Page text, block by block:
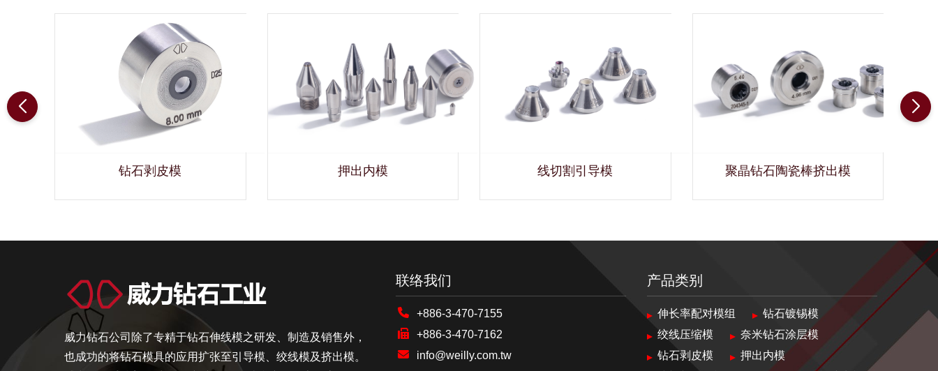
钻石剥皮模 押出内模 线切割引导模 聚晶钻石陶瓷棒挤出模
威力钻石公司除了专精于钻石伸线模之研发、制造及销售外，
也成功的将钻石模具的应用扩张至引导模、绞线模及挤出模。
联络我们
+886-3-470-7155
+886-3-470-7162
info@weilly.com.tw
产品类别
伸长率配对模组
钻石镀锡模
绞线压缩模
奈米钻石涂层模
钻石剥皮模
押出内模